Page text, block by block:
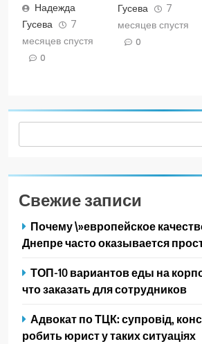
Надежда
Гусева
7
месяцев спустя
0
Гусева
7
месяцев спустя
0
Свежие записи
Почему \»европейское
Днепре часто оказывается
ТОП-10 вариантов еды на
что заказать для сотрудников
Адвокат по ТЦК: супровід,
робить юрист у таких ситуаціях